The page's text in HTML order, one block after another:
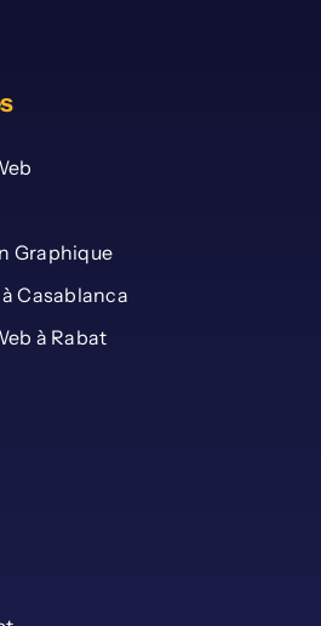
Graphique
Casablanca
à Rabat